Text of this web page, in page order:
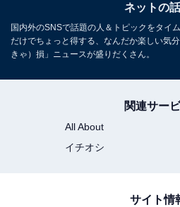
ネットの
国内外のSNSで話題の人＆トピックをタイ
だけでちょっと得する、なんだか楽しい気
きゃ）損」ニュースが盛りだくさん。
関連サー
All About
イチオシ
サイト情